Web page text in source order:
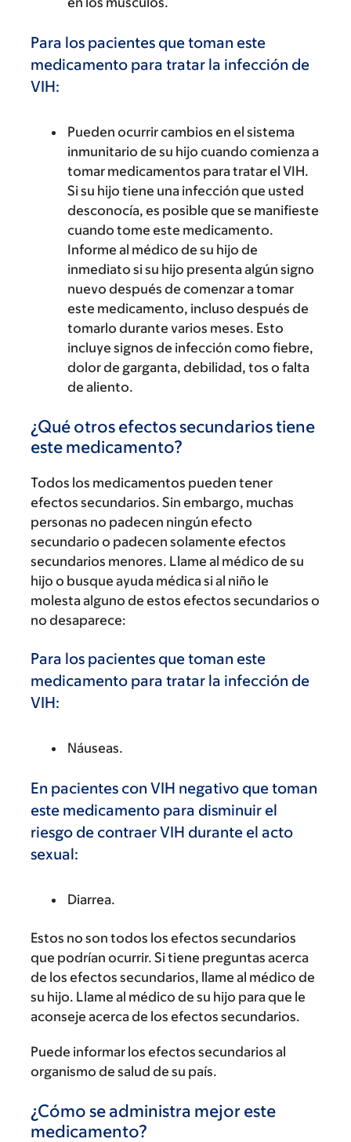
Para los pacientes que toman este
medicamento para tratar la infección de
VIH:
Pueden ocurrir cambios en el sistema
inmunitario de su hijo cuando comienza a
tomar medicamentos para tratar el VIH.
Si su hijo tiene una infección que usted
desconocía, es posible que se manifieste
cuando tome este medicamento.
Informe al médico de su hijo de
inmediato si su hijo presenta algún signo
nuevo después de comenzar a tomar
este medicamento, incluso después de
tomarlo durante varios meses. Esto
incluye signos de infección como fiebre,
dolor de garganta, debilidad, tos o falta
de aliento.
¿Qué otros efectos secundarios tiene
este medicamento?
Todos los medicamentos pueden tener
efectos secundarios. Sin embargo, muchas
personas no padecen ningún efecto
secundario o padecen solamente efectos
secundarios menores. Llame al médico de su
hijo o busque ayuda médica si al niño le
molesta alguno de estos efectos secundarios o
no desaparece:
Para los pacientes que toman este
medicamento para tratar la infección de
VIH:
Náuseas.
En pacientes con VIH negativo que toman
este medicamento para disminuir el
riesgo de contraer VIH durante el acto
sexual:
Diarrea.
Estos no son todos los efectos secundarios
que podrían ocurrir. Si tiene preguntas acerca
de los efectos secundarios, llame al médico de
su hijo. Llame al médico de su hijo para que le
aconseje acerca de los efectos secundarios.
Puede informar los efectos secundarios al
organismo de salud de su país.
¿Cómo se administra mejor este
medicamento?